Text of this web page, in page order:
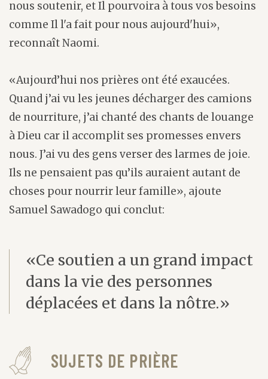
nous soutenir, et Il pourvoira à tous vos besoins
comme Il l'a fait pour nous aujourd'hui»,
reconnaît Naomi.
«Aujourd’hui nos prières ont été exaucées.
Quand j’ai vu les jeunes décharger des camions
de nourriture, j’ai chanté des chants de louange
à Dieu car il accomplit ses promesses envers
nous. J’ai vu des gens verser des larmes de joie.
Ils ne pensaient pas qu’ils auraient autant de
choses pour nourrir leur famille», ajoute
Samuel Sawadogo qui conclut:
«Ce soutien a un grand impact
dans la vie des personnes
déplacées et dans la nôtre.»
SUJETS DE PRIÈRE